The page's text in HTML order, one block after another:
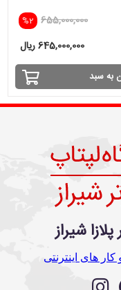
%2 655,000,000
645,000,000 ریال
به سبد
شیراز